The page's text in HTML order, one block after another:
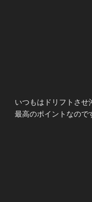
いつもはドリフトさせ
最高のポイントなので